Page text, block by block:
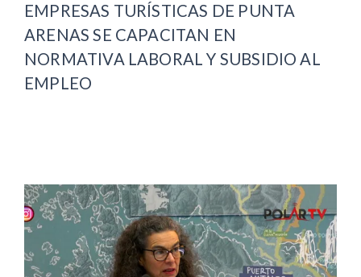
EMPRESAS TURÍSTICAS DE PUNTA
ARENAS SE CAPACITAN EN
NORMATIVA LABORAL Y SUBSIDIO AL
EMPLEO